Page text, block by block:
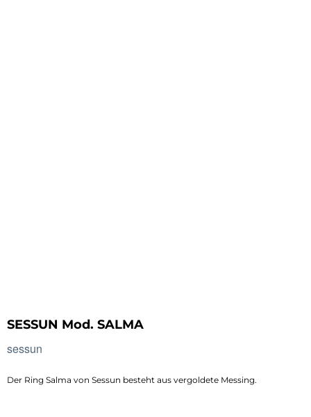
SESSUN Mod. SALMA
sessun
Der Ring Salma von Sessun besteht aus vergoldete Messing.